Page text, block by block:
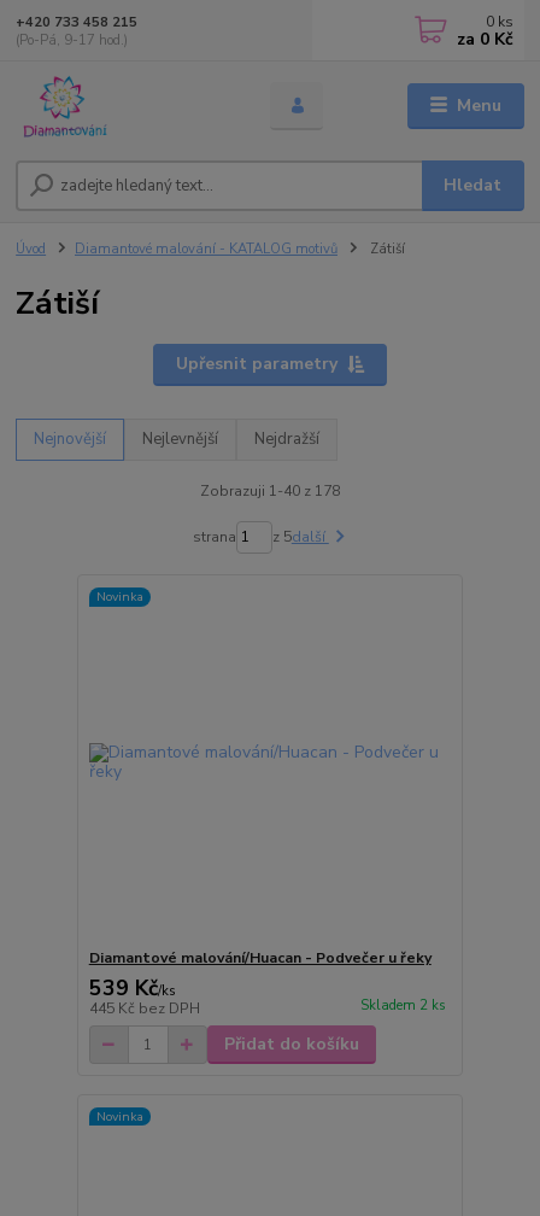
Menu
Hledat
+420 733 458 215
(Po-Pá, 9-17 hod.)
0 ks
za 0 Kč
Úvod Diamantové malování - KATALOG motivů Zátiší
Zátiší
Upřesnit parametry
Nejnovější Nejlevnější Nejdražší
Zobrazuji 1-40 z 178
strana z 5další
Novinka
Diamantové malování/Huacan - Podvečer u řeky
539 Kč/ks
445 Kč bez DPH Skladem 2 ks
Přidat do košíku
Novinka